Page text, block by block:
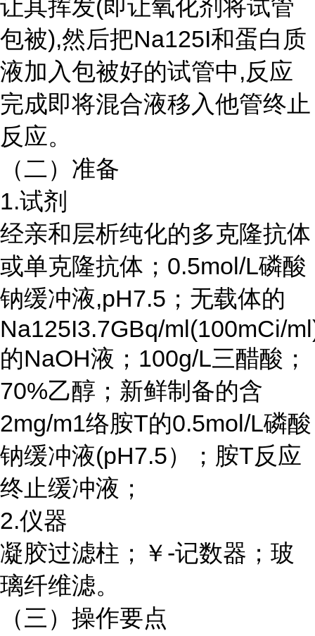
让其挥发(即让氧化剂将试管
包被),然后把Na125I和蛋白质
液加入包被好的试管中,反应
完成即将混合液移入他管终止
反应。
（二）准备
1.试剂
经亲和层析纯化的多克隆抗体
或单克隆抗体； 0.5mol/L磷酸
钠缓冲液,pH7.5；无载体的
Na125I3.7GBq/ml(100mCi/
的NaOH液；100g/L三醋酸；
70%乙醇；新鲜制备的含
2mg/m1络胺T的0.5mol/L磷酸
钠缓冲液(pH7.5）；胺T反应
终止缓冲液；
2.仪器
凝胶过滤柱；￥ -记数器；玻
璃纤维滤。
（三）操作要点